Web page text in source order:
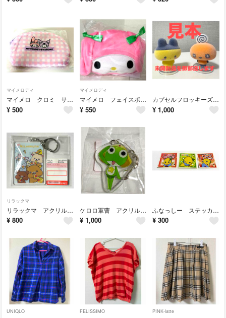
マイメロディ
マイメロ クロミ サテンポーチ モスバーガー 福袋 2026
¥ 500
マイメロディ
マイメロ フェイスポーチ付きエコバッグ モスバーガー 福袋 2026
¥ 550
カプセルフロッキーズ たまごっち まめっち＆めめっち
¥ 1,000
リラックマ
リラックマ アクリルキーホルダー しまむら
¥ 800
ケロロ軍曹 アクリルキーホルダー
¥ 1,000
ふなっしー ステッカー 3枚セット
¥ 300
UNIQLO FELISSIMO PINK-latte